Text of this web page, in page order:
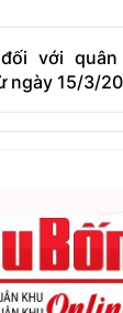
với quân
ngày 15/3/